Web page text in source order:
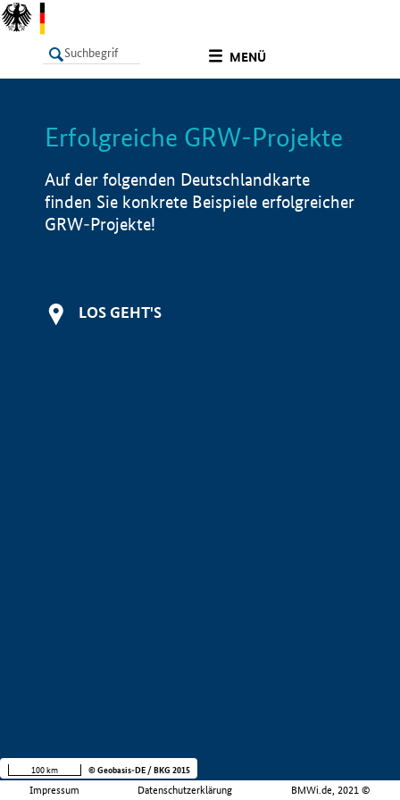
MENÜ
LISTE Info
Erfolgreiche GRW-Projekte
Auf der folgenden Deutschlandkarte
finden Sie konkrete Beispiele erfolgreicher
GRW-Projekte!
LOS GEHT'S
Impressum Datenschutzerklärung BMWi.de, 2021 ©
100 km © Geobasis-DE / BKG 2015